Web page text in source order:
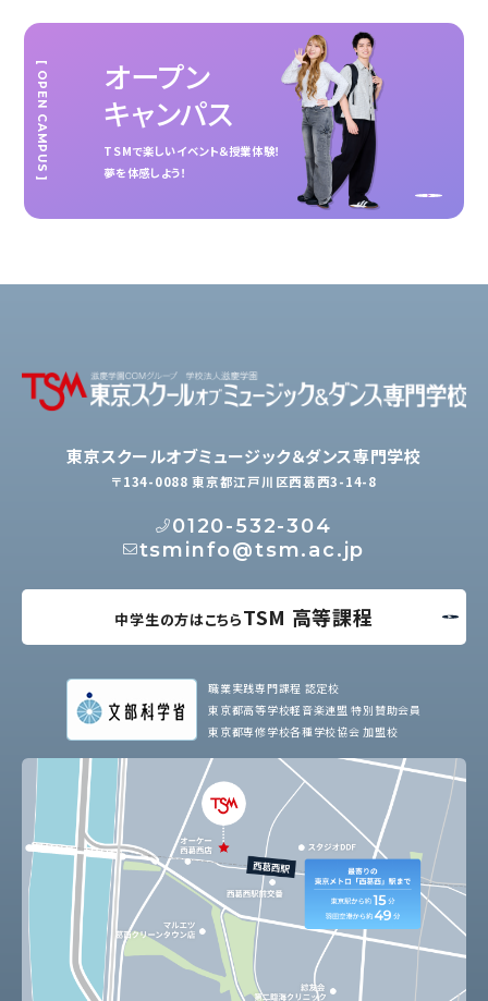
オープン
キャンパス
TSMで楽しいイベント＆授業体験！
夢を体感しよう！
[ OPEN CAMPUS ]
東京スクールオブミュージック＆ダンス専門学校
〒134-0088 東京都江戸川区西葛西3-14-8
0120-532-304
tsminfo@tsm.ac.jp
中学生の方はこちらTSM 高等課程
職業実践専門課程 認定校
東京都高等学校軽音楽連盟 特別賛助会員
東京都専修学校各種学校協会 加盟校